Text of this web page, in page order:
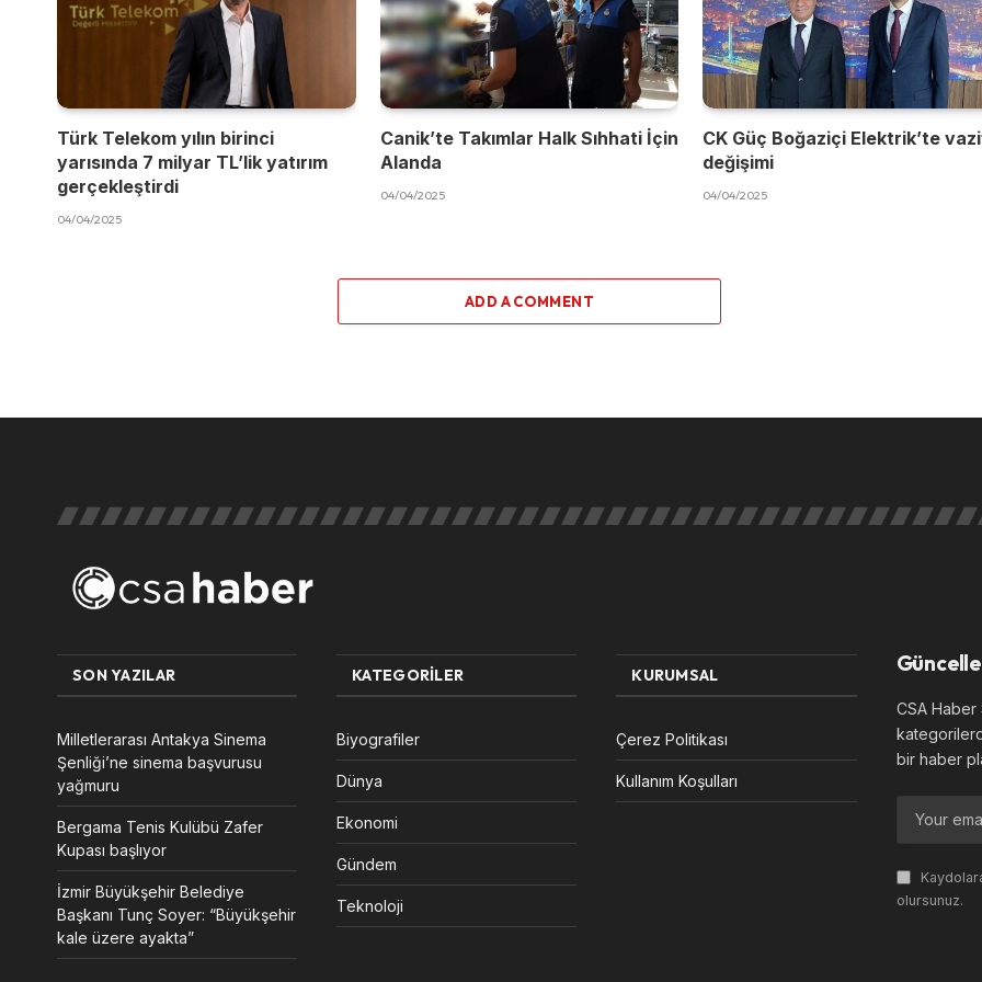
Türk Telekom yılın birinci
yarısında 7 milyar TL’lik yatırım
gerçekleştirdi
04/04/2025
Canik’te Takımlar Halk Sıhhati İçin
Alanda
04/04/2025
CK Güç Boğaziçi Elektrik’te
değişimi
04/04/2025
ADD A COMMENT
SON YAZILAR
Milletlerarası Antakya Sinema
Şenliği’ne sinema başvurusu
yağmuru
Bergama Tenis Kulübü Zafer
Kupası başlıyor
İzmir Büyükşehir Belediye
Başkanı Tunç Soyer: “Büyükşehir
kale üzere ayakta”
KATEGORILER
Biyografiler
Dünya
Ekonomi
Gündem
Teknoloji
KURUMSAL
Çerez Politikası
Kullanım Koşulları
CSA
bir haber
olursunuz.